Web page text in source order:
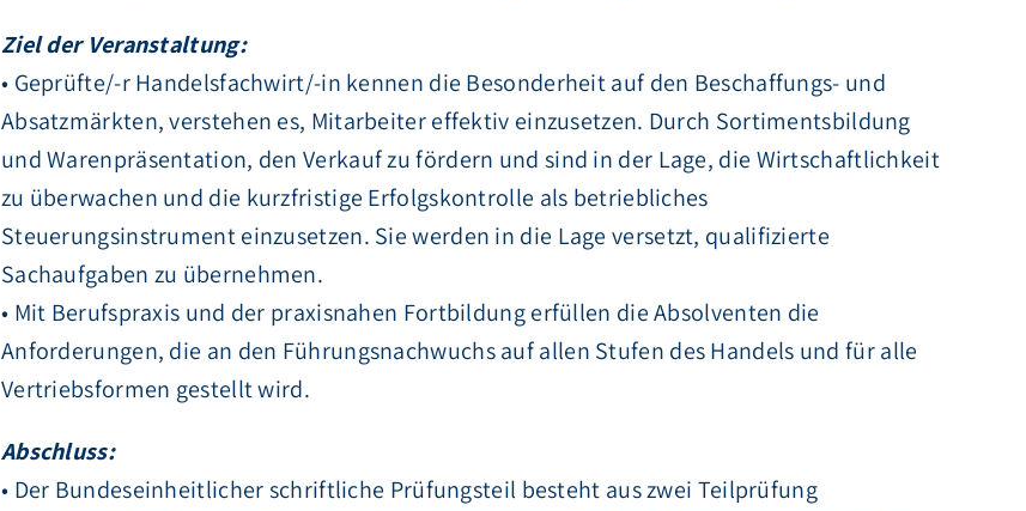
Ziel der Veranstaltung:
• Geprüfte/-r Handelsfachwirt/-in kennen die Besonderheit auf den Beschaffungs- und
Absatzmärkten, verstehen es, Mitarbeiter effektiv einzusetzen. Durch Sortimentsbildung
und Warenpräsentation, den Verkauf zu fördern und sind in der Lage, die Wirtschaftlichkeit
zu überwachen und die kurzfristige Erfolgskontrolle als betriebliches
Steuerungsinstrument einzusetzen. Sie werden in die Lage versetzt, qualifizierte
Sachaufgaben zu übernehmen.
• Mit Berufspraxis und der praxisnahen Fortbildung erfüllen die Absolventen die
Anforderungen, die an den Führungsnachwuchs auf allen Stufen des Handels und für alle
Vertriebsformen gestellt wird.
Abschluss:
• Der Bundeseinheitlicher schriftliche Prüfungsteil besteht aus zwei Teilprüfung